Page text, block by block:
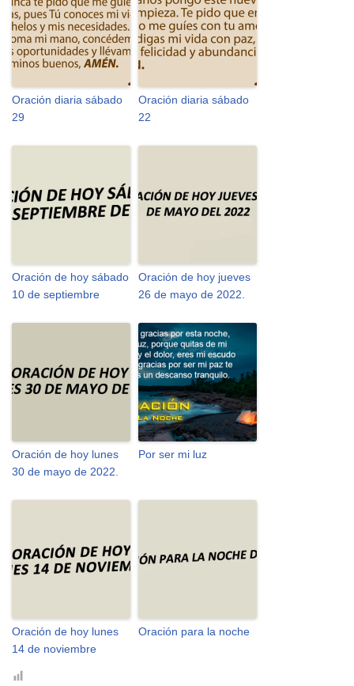
Oración diaria sábado
29
Oración diaria sábado
22
Oración de hoy sábado
10 de septiembre
Oración de hoy jueves
26 de mayo de 2022.
Oración de hoy lunes
30 de mayo de 2022.
Por ser mi luz
Oración de hoy lunes
14 de noviembre
Oración para la noche